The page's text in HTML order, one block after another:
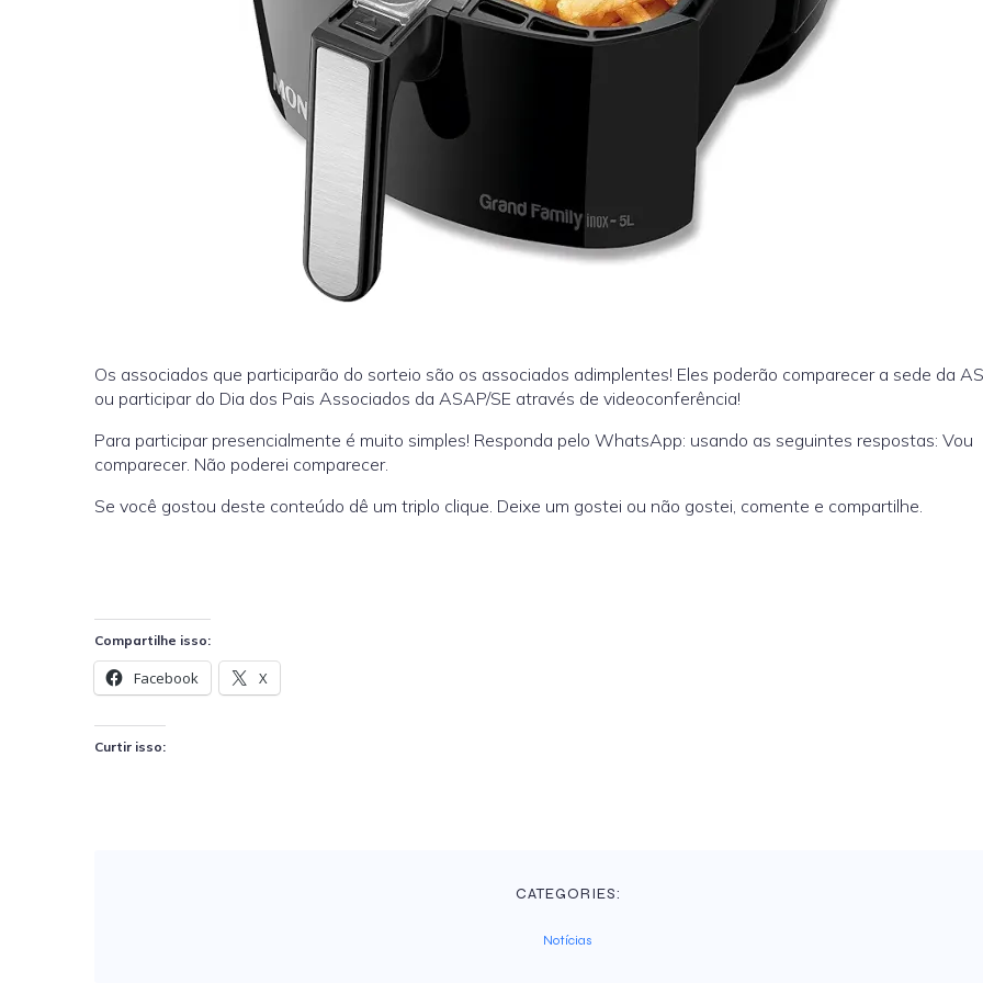
Os associados que participarão do sorteio são os associados adimplentes! Eles poderão comparecer a sede da
ou participar do Dia dos Pais Associados da ASAP/SE através de videoconferência!
Para participar presencialmente é muito simples! Responda pelo WhatsApp: usando as seguintes respostas: Vou
comparecer. Não poderei comparecer.
Se você gostou deste conteúdo dê um triplo clique. Deixe um gostei ou não gostei, comente e compartilhe.
Compartilhe isso:
Facebook X
Curtir isso:
CATEGORIES:
Notícias